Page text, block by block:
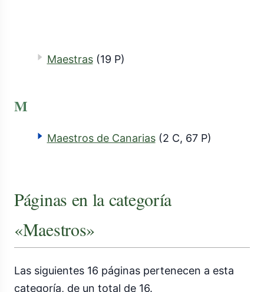
Maestras (19 P)
M
Maestros de Canarias (2 C, 67 P)
Páginas en la categoría
«Maestros»
Las siguientes 16 páginas pertenecen a esta
categoría, de un total de 16.